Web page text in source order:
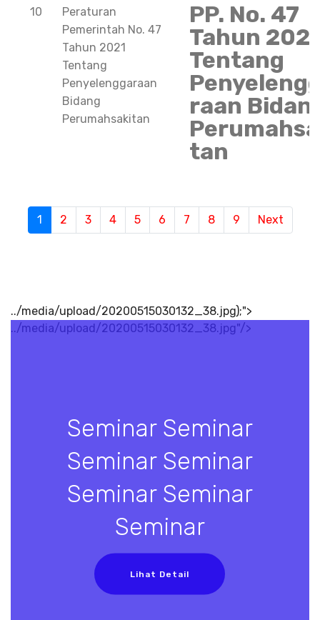
10
Peraturan
Pemerintah No. 47
Tahun 2021
Tentang
Penyelenggaraan
Bidang
Perumahsakitan
PP. No. 47
Tahun
Tentang
raan
tan
1 (current)
2 3 4 5 6 7 8 9 Next
../media/upload/20200515030132_38.jpg);">
../media/upload/20200515030132_38.jpg"/>
Seminar Seminar
Seminar Seminar
Seminar Seminar
Seminar
Lihat Detail